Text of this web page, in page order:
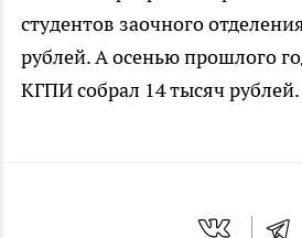
студентов заочного
рублей. А осенью прошлого
КГПИ собрал 14 тысяч рублей.